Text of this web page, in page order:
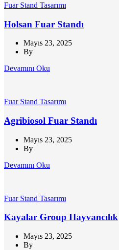
Fuar Stand Tasarımı
Holsan Fuar Standı
Mayıs 23, 2025
By
Devamını Oku
Fuar Stand Tasarımı
Agribiosol Fuar Standı
Mayıs 23, 2025
By
Devamını Oku
Fuar Stand Tasarımı
Kayalar Group Hayvancılık
Mayıs 23, 2025
By